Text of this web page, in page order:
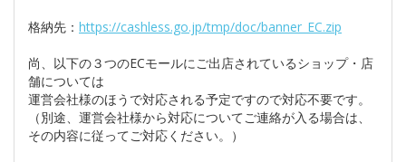
格納先： https://cashless.go.jp/tmp/doc/banner_EC.zip
尚、以下の３つのECモールにご出店されているショップ・店
舗については
運営会社様のほうで対応される予定ですので対応不要です。
（別途、運営会社様から対応についてご連絡が入る場合は、
その内容に従ってご対応ください。）